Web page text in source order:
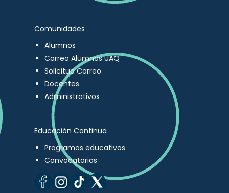
Comunidades
Alumnos
Correo Alumnos UAQ
Solicitud Correo
Docentes
Administrativos
Educación Continua
Programas educativos
Convocatorias